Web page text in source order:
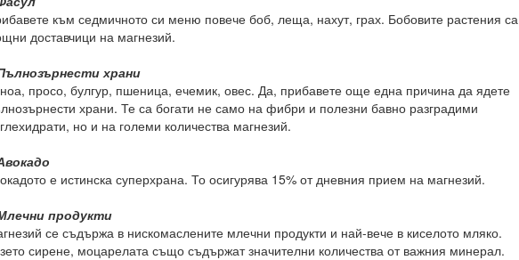
към седмичното си меню повече боб, леща, нахут, грах. Бобовите растения са
доставчици на магнезий.
храни
просо, булгур, пшеница, ечемик, овес. Да, прибавете още една причина да ядете
храни. Те са богати не само на фибри и полезни бавно разградими
но и на големи количества магнезий.
е истинска суперхрана. То осигурява 15% от дневния прием на магнезий.
продукти
се съдържа в нискомаслените млечни продукти и най-вече в киселото мляко.
сирене, моцарелата също съдържат значителни количества от важния минерал.